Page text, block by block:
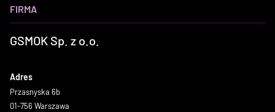
FIRMA
GSMOK Sp. z o.o.
Adres
Przasnyska 6b
01-756 Warszawa